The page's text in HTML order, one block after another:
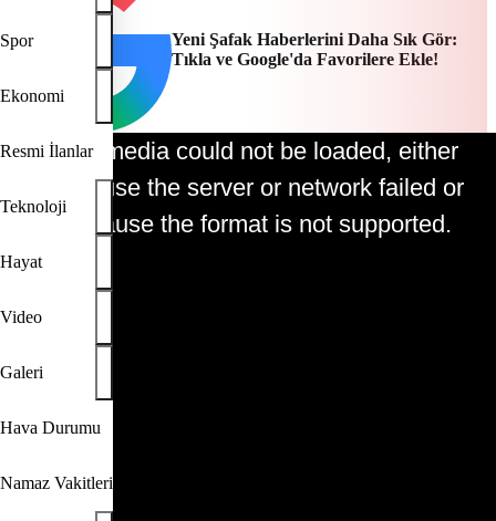
Spor
Ekonomi
Resmi İlanlar
Teknoloji
Hayat
Video
Galeri
Hava Durumu
Namaz Vakitleri
Yeni Şafak Haberlerini Daha Sık Gör:
Tıkla ve Google'da Favorilere Ekle!
This is a modal window.
The media could not be loaded, either
because the server or network failed or
because the format is not supported.